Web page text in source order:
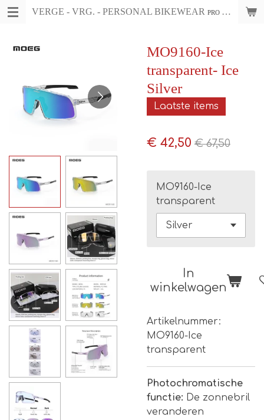
Ga
de
VERGE - VRG. - PERSONAL BIKEWEAR PRO CYCLING WEAR & ACCESSOIRES
MO9160-Ice
transparent- Ice
Silver
Laatste items
€ 42,50 € 67,50
MO9160-Ice
transparent
In
winkelwagen
Artikelnummer:
MO9160-Ice
transparent
Photochromatische
functie: De zonnebril
veranderen